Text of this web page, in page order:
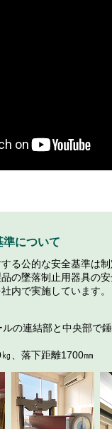
について
る公的な安全基準は
の墜落制止用器具の
内で実施しています。
ルの連結部と中央部で
、落下距離1700㎜